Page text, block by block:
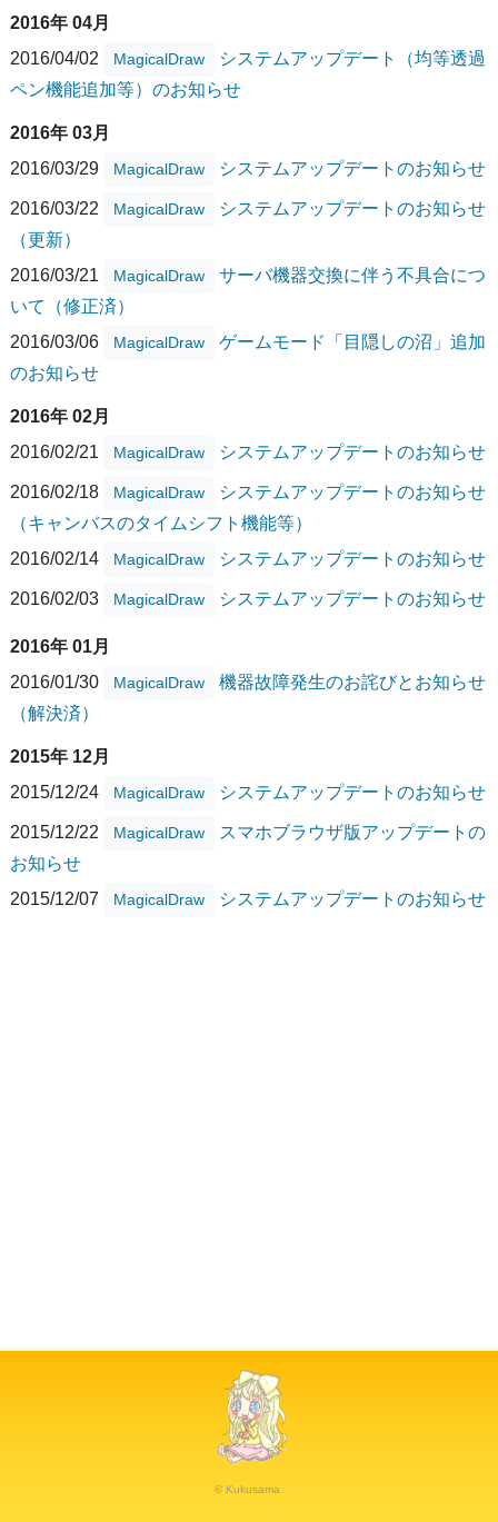
2016年 04月
2016/04/02
MagicalDraw
システムアップデート（均等透過
ペン機能追加等）のお知らせ
2016年 03月
2016/03/29
MagicalDraw システムアップデートのお知らせ
2016/03/22 MagicalDraw
システムアップデートのお知らせ
（更新）
2016/03/21
MagicalDraw
サーバ機器交換に伴う不具合につ
いて（修正済）
2016/03/06
MagicalDraw
ゲームモード「目隠しの沼」追加
のお知らせ
2016年 02月
2016/02/21
MagicalDraw システムアップデートのお知らせ
2016/02/18 MagicalDraw
システムアップデートのお知らせ
（キャンバスのタイムシフト機能等）
2016/02/14
MagicalDraw システムアップデートのお知らせ
2016/02/03 MagicalDraw システムアップデートのお知らせ
2016年 01月
2016/01/30
MagicalDraw
機器故障発生のお詫びとお知らせ
（解決済）
2015年 12月
2015/12/24
MagicalDraw システムアップデートのお知らせ
2015/12/22 MagicalDraw
スマホブラウザ版アップデートの
お知らせ
2015/12/07
MagicalDraw システムアップデートのお知らせ
© Kukusama.